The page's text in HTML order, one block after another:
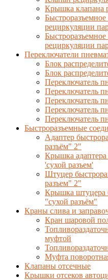
Крышка клапана
рециркуляции
рециркуляции
Переключатели
Блок
Блок
Переключатель
Переключатель
Переключатель
Переключатель
Переключатель
Быстроразъемные
Адаптер
разъём" 2"
Крышка адаптера
'сухой разъем'
Штуцер
разъем" 2"
Крышка штуцера
"сухой разъём"
Краны слива и
Кран шаровой
муфтой
Муфта
Клапаны отсечные
Крышки отсеков